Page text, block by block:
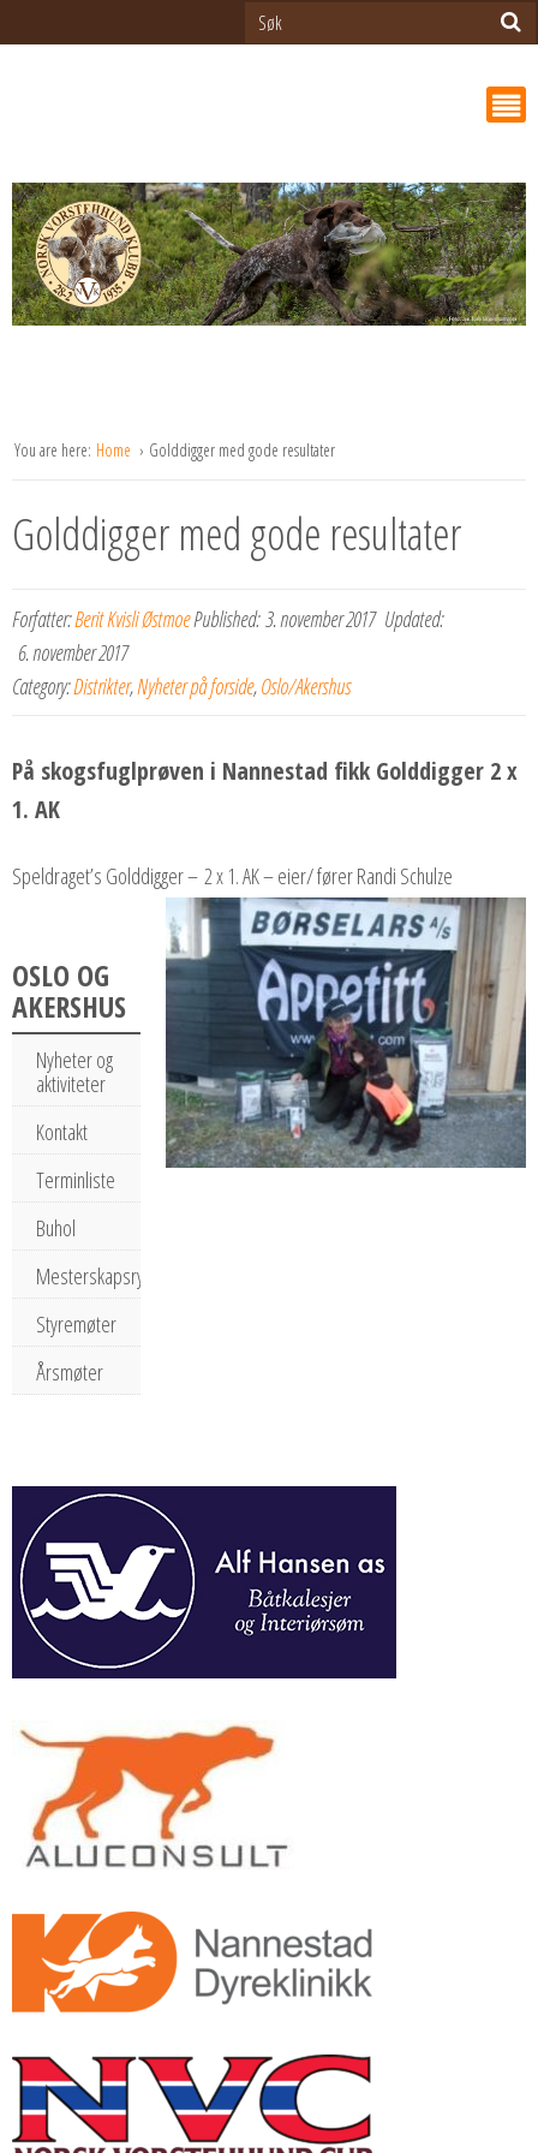
You are here: Home Golddigger med gode resultater
Golddigger med gode resultater
Forfatter:Berit Kvisli ØstmoePublished: 3. november 2017 Updated:
6. november 2017
Category:Distrikter,Nyheter på forside,Oslo/Akershus
På skogsfuglprøven i Nannestad fikk Golddigger 2 x
1. AK
Speldraget’s Golddigger – 2 x 1. AK – eier/ fører Randi Schulze
OSLO OG
AKERSHUS
Nyheter og
aktiviteter
Kontakt
Terminliste
Buhol
Mesterskapsrypa
Styremøter
Årsmøter